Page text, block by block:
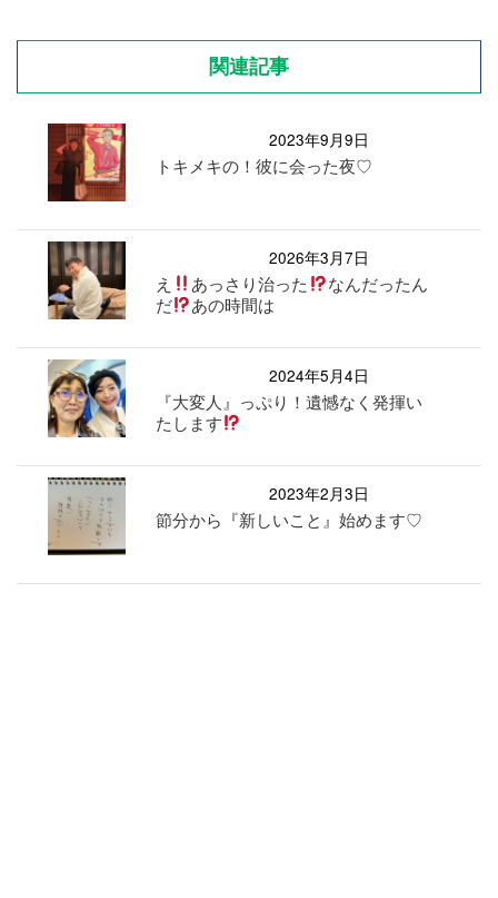
関連記事
2023年9月9日
トキメキの！彼に会った夜♡
2026年3月7日
え あっさり治った
なんだったん
だ
あの時間は
2024年5月4日
『大変人』っぷり！遺憾なく発揮い
たします
2023年2月3日
節分から『新しいこと』始めます♡